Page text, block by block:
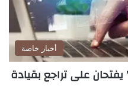
أخبار خاصة
يفتحان على تراجع بقيادة